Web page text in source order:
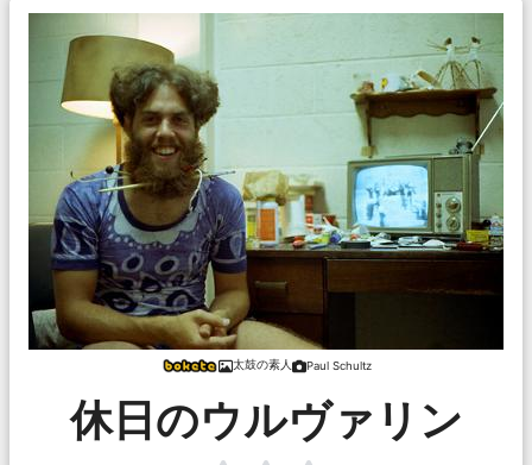
太鼓の素人 Paul Schultz
休日のウルヴァリン